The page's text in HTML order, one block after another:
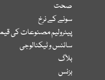
صحت
سونے کے نرخ
پیٹرولیم مصنوعات کی
سائنس و ٹیکنالوجی
بلاگ
بزنس